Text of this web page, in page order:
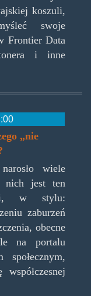
koszuli,
swoje
Frontier Data
i inne
„nie
wiele
nich jest ten
w stylu:
zaburzeń
obecne
na portalu
społecznym,